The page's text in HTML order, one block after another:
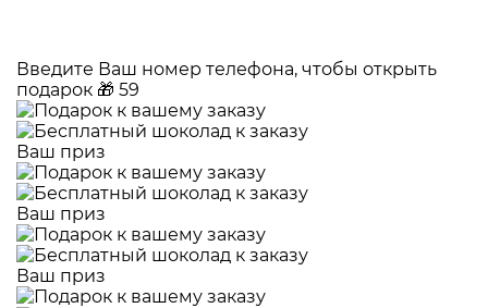
Введите Ваш номер телефона, чтобы открыть
подарок 🎁 59
Ваш приз
Ваш приз
Ваш приз